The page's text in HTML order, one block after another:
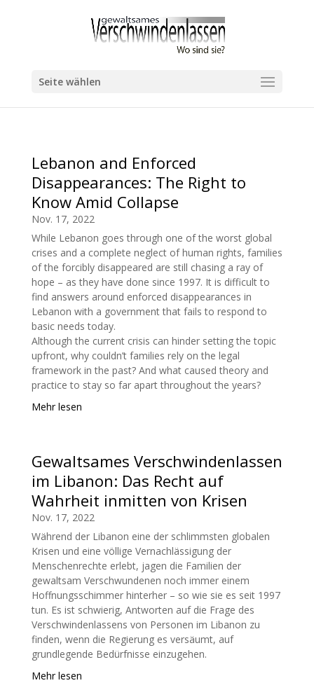
Seite wählen
Lebanon and Enforced
Disappearances: The Right to
Know Amid Collapse
Nov. 17, 2022
While Lebanon goes through one of the worst global
crises and a complete neglect of human rights, families
of the forcibly disappeared are still chasing a ray of
hope – as they have done since 1997. It is difficult to
find answers around enforced disappearances in
Lebanon with a government that fails to respond to
basic needs today.
Although the current crisis can hinder setting the topic
upfront, why couldn’t families rely on the legal
framework in the past? And what caused theory and
practice to stay so far apart throughout the years?
Mehr lesen
Gewaltsames Verschwindenlassen
im Libanon: Das Recht auf
Wahrheit inmitten von Krisen
Nov. 17, 2022
Während der Libanon eine der schlimmsten globalen
Krisen und eine völlige Vernachlässigung der
Menschenrechte erlebt, jagen die Familien der
gewaltsam Verschwundenen noch immer einem
Hoffnungsschimmer hinterher – so wie sie es seit 1997
tun. Es ist schwierig, Antworten auf die Frage des
Verschwindenlassens von Personen im Libanon zu
finden, wenn die Regierung es versäumt, auf
grundlegende Bedürfnisse einzugehen.
Mehr lesen